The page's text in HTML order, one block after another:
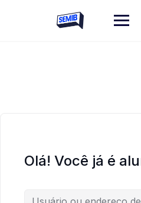
Olá! Você já é